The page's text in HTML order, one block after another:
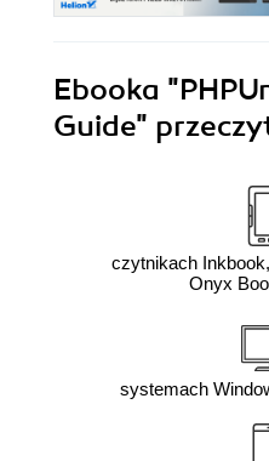
Ebooka
Guide"
czytnikach
Onyx
systemach